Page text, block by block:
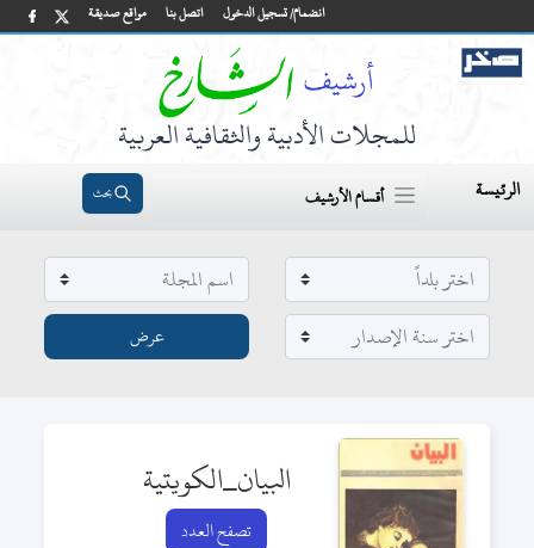
مواقع صديقة اتصل بنا انضمام/ تسجيل الدخول
للمجلات الأدبية والثقافية العربية
الرئيسة أقسام الأرشيف بحث
البيان_الكويتية
تصفح العدد